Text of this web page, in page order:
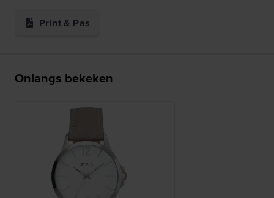
Print & Pas
Onlangs bekeken